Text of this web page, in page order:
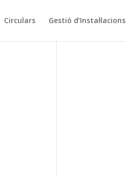
Circulars Gestió d’Instal·lacions